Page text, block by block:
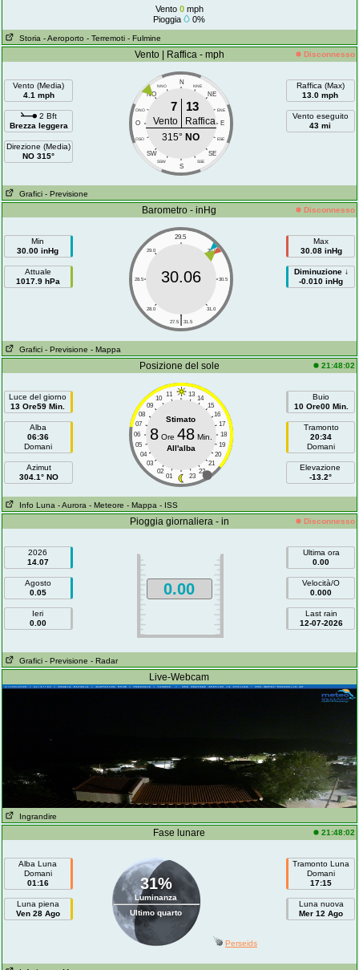
Vento 0mph
Pioggia
0%
Storia - Aeroporto - Terremoti - Fulmine
Vento | Raffica - mph Disconnesso
Vento (Media)
4.1 mph
2 Bft
Brezza leggera
Direzione (Media)
NO 315°
N
NNO NNE
NO NE
ONO ENE
O E
OSO ESE
SW SE
SSW SSE
S
7 13
Vento
Raffica
315° NO
Raffica (Max)
13.0 mph
Vento eseguito
43 mi
Grafici - Previsione
Barometro - inHg Disconnesso
Min
30.00 inHg
Attuale
1017.9 hPa
29.5
29.0 30.0
28.5 30.5
28.0 31.0
|
27.5 31.5
30.06
Max
30.08 inHg
Diminuzione ↓
-0.010 inHg
Grafici - Previsione - Mappa
Posizione del sole 21:48:02
Luce del giorno
13 Ore59 Min.
Alba
06:36
Domani
Azimut
304.1° NO
11 13
10
14
09
15
08
16
07
17
06
18
05
19
04
20
03
21
02
22
01 23
Stimato
8Ore 48Min.
All'alba
Buio
10 Ore00 Min.
Tramonto
20:34
Domani
Elevazione
-13.2°
Info Luna - Aurora - Meteore - Mappa - ISS
Pioggia giornaliera - in Disconnesso
2026
14.07
Agosto
0.05
Ieri
0.00
0.00
Ultima ora
0.00
Velocità/O
0.000
Last rain
12-07-2026
Grafici - Previsione - Radar
Live-Webcam
Ingrandire
Fase lunare 21:48:02
Alba Luna
Domani
01:16
Luna piena
Ven 28 Ago
31%
Luminanza
Ultimo quarto
Tramonto Luna
Domani
17:15
Luna nuova
Mer 12 Ago
Perseids